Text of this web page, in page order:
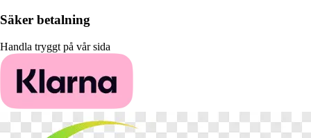
Säker betalning
Handla tryggt på vår sida